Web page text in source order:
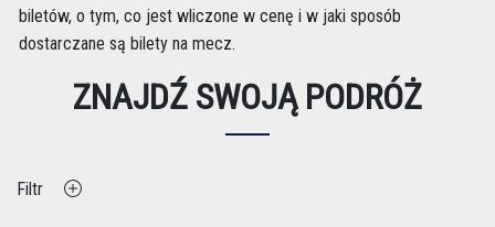
biletów, o tym, co jest wliczone w cenę i w jaki sposób
dostarczane są bilety na mecz.